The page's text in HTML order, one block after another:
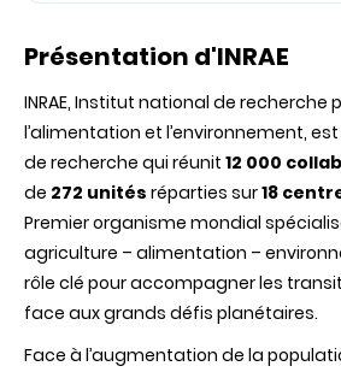
Présentation d'INRAE
INRAE, Institut national de recherche
l’alimentation et l’environnement,
de recherche qui réunit 12 000
de 272 unités réparties sur18
Premier organisme mondial
agriculture – alimentation –
rôle clé pour accompagner les
face aux grands défis planétaires.
Face à l’augmentation de la